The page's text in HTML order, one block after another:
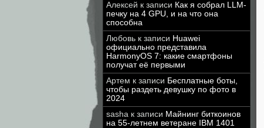
Алексей к записи Как я собрал LLM-
печку на 4 GPU, и на что она
способна
Любовь к записи Huawei
официально представила
HarmonyOS 7: какие смартфоны
получат её первыми
Артем к записи Бесплатные боты,
чтобы раздеть девушку по фото в
2024
sasha к записи Майнинг биткоинов
на 55-летнем ветеране IBM 1401